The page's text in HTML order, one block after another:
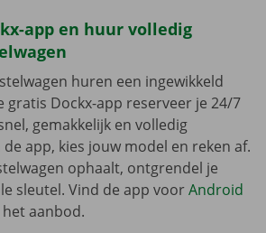
app en huur volledig
huren een ingewikkeld
gratis Dockx-app reserveer je 24/7
gemakkelijk en volledig
app, kies jouw model en reken af.
ophaalt, ontgrendel je
sleutel. Vind de app voorAndroid
aanbod.